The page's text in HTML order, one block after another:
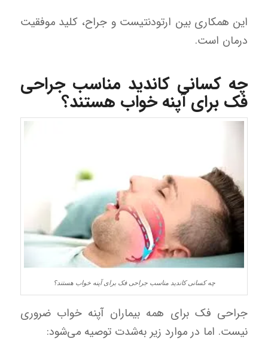
این همکاری بین ارتودنتیست و جراح، کلید موفقیت
درمان است.
چه کسانی کاندید مناسب جراحی
فک برای آپنه خواب هستند؟
چه کسانی کاندید مناسب جراحی فک برای آپنه خواب هستند؟
جراحی فک برای همه بیماران آپنه خواب ضروری
نیست. اما در موارد زیر به‌شدت توصیه می‌شود: